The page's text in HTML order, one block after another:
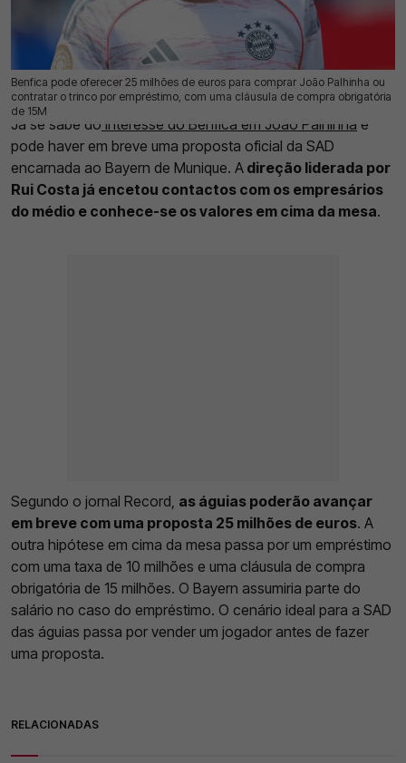
Benfica pode oferecer 25 milhões de euros para comprar João Palhinha ou
contratar o trinco por empréstimo, com uma cláusula de compra obrigatória
de 15M
10 Jul 2026 | 13:09 | 0
Já se sabe do interesse do Benfica em João Palhinha e
pode haver em breve uma proposta oficial da SAD
encarnada ao Bayern de Munique. A direção liderada por
Rui Costa já encetou contactos com os empresários
do médio e conhece-se os valores em cima da mesa.
Segundo o jornal Record, as águias poderão avançar
em breve com uma proposta 25 milhões de euros. A
outra hipótese em cima da mesa passa por um empréstimo
com uma taxa de 10 milhões e uma cláusula de compra
obrigatória de 15 milhões. O Bayern assumiria parte do
salário no caso do empréstimo. O cenário ideal para a SAD
das águias passa por vender um jogador antes de fazer
uma proposta.
RELACIONADAS